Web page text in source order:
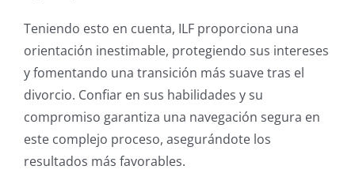
Teniendo esto en cuenta, ILF proporciona una
orientación inestimable, protegiendo sus intereses
y fomentando una transición más suave tras el
divorcio. Confiar en sus habilidades y su
compromiso garantiza una navegación segura en
este complejo proceso, asegurándote los
resultados más favorables.